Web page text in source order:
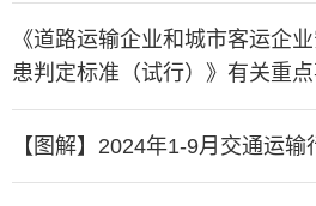
《道路运输企业和城市客运企
患判定标准（试行）》有关重
【图解】2024年1-9月交通运